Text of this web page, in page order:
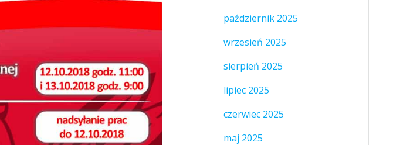
październik 2025
wrzesień 2025
sierpień 2025
lipiec 2025
czerwiec 2025
maj 2025